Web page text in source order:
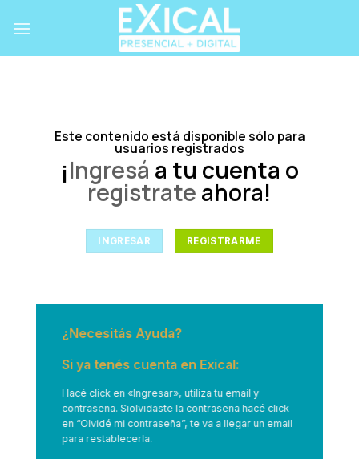
Este contenido está disponible sólo para
usuarios registrados
¡Ingresá a tu cuenta o
registrate ahora!
INGRESAR REGISTRARME
¿Necesitás Ayuda?
Si ya tenés cuenta en Exical:
Hacé click en «Ingresar», utiliza tu email y
contraseña. Siolvidaste la contraseña hacé click
en “Olvidé mi contraseña”, te va a llegar un email
para restablecerla.